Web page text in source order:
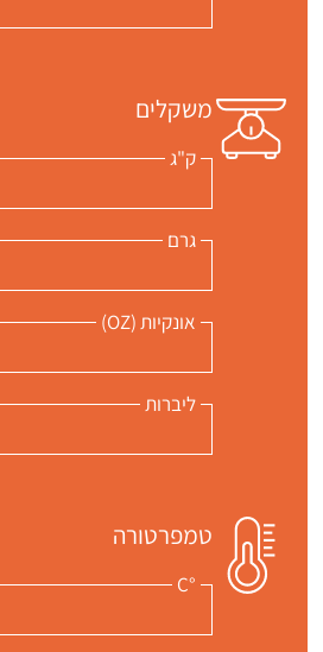
משקלים
ק"ג
גרם
אונקיות (OZ)
ליברות
טמפרטורה
°C